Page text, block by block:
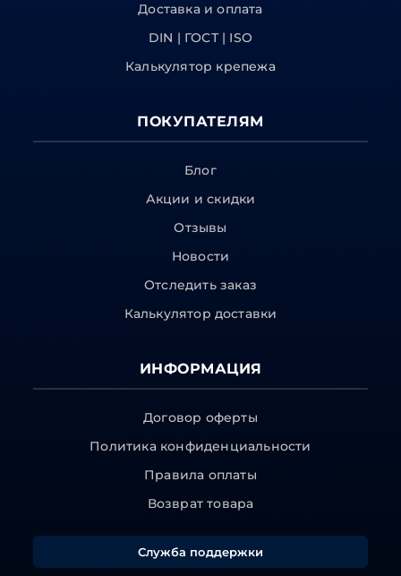
Доставка и оплата
DIN | ГОСТ | ISO
Калькулятор крепежа
ПОКУПАТЕЛЯМ
Блог
Акции и скидки
Отзывы
Новости
Отследить заказ
Калькулятор доставки
ИНФОРМАЦИЯ
Договор оферты
Политика конфиденциальности
Правила оплаты
Возврат товара
Служба поддержки